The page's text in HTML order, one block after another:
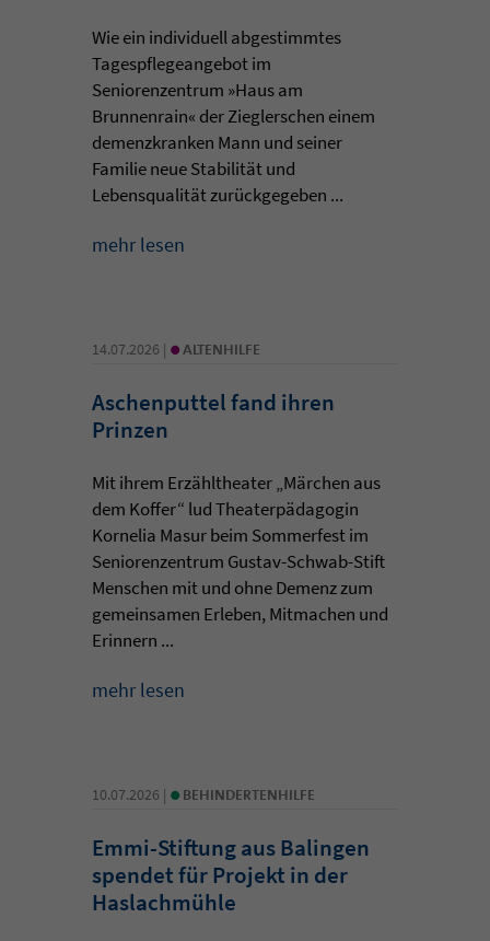
Wie ein individuell abgestimmtes
Tagespflegeangebot im
Seniorenzentrum »Haus am
Brunnenrain« der Zieglerschen einem
demenzkranken Mann und seiner
Familie neue Stabilität und
Lebensqualität zurückgegeben ...
mehr lesen
14.07.2026 | • ALTENHILFE
Aschenputtel fand ihren
Prinzen
Mit ihrem Erzähltheater „Märchen aus
dem Koffer“ lud Theaterpädagogin
Kornelia Masur beim Sommerfest im
Seniorenzentrum Gustav-Schwab-Stift
Menschen mit und ohne Demenz zum
gemeinsamen Erleben, Mitmachen und
Erinnern ...
mehr lesen
10.07.2026 | • BEHINDERTENHILFE
Emmi-Stiftung aus Balingen
spendet für Projekt in der
Haslachmühle